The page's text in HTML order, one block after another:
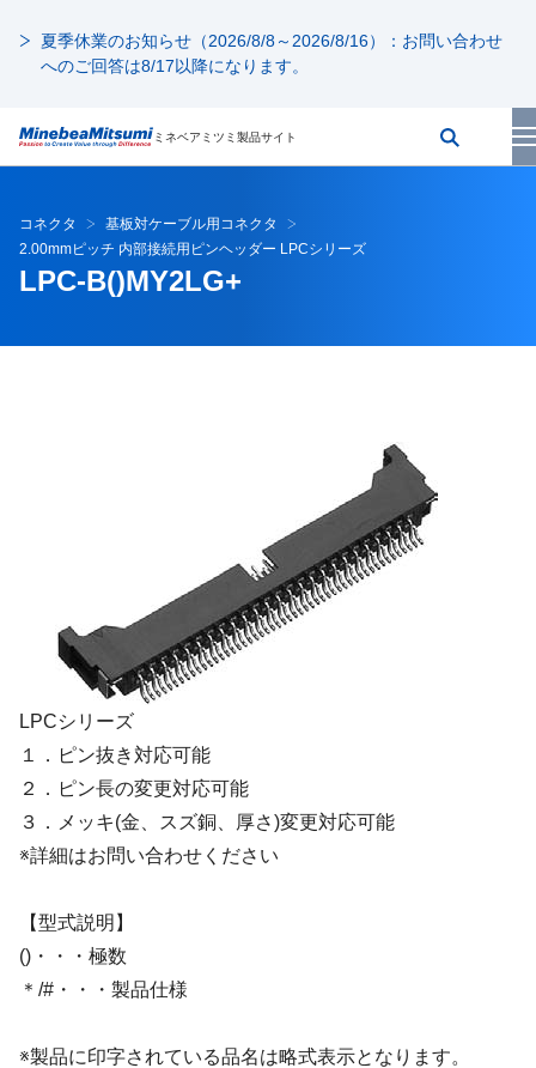
夏季休業のお知らせ（2026/8/8～2026/8/16）：お問い合わせ
へのご回答は8/17以降になります。
ミネベアミツミ製品サイト
コネクタ
基板対ケーブル用コネクタ
2.00mmピッチ 内部接続用ピンヘッダー LPCシリーズ
LPC-B()MY2LG+
LPCシリーズ
１．ピン抜き対応可能
２．ピン長の変更対応可能
３．メッキ(金、スズ銅、厚さ)変更対応可能
※詳細はお問い合わせください
【型式説明】
()・・・極数
＊/#・・・製品仕様
※製品に印字されている品名は略式表示となります。